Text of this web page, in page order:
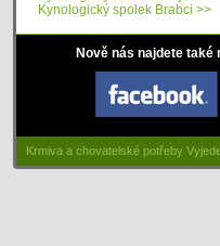
Kynologický spolek Brabci >>
Nově nás najdete také
Krmiva a chovatelské potřeby